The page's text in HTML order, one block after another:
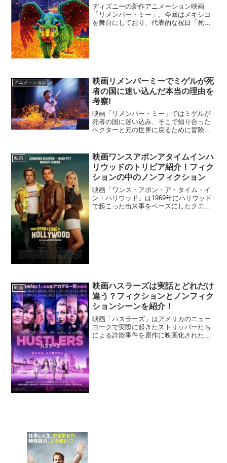
ディズニーの新作アニメーション映画
「リメンバー・ミー」。今回はメキシコ
を舞台にしており、代表的な祝日「死者
アニメーション
映画リメンバーミーでミゲルが死
者の国に迷い込んだ本当の理由を
考察!
映画「リメンバー・ミー」ではミゲルが
死者の国に迷い込み、そこで知り合った
ヘクターと元の世界に戻るために冒険を
ではっきりと明かされていますが、よく
よく映画を見てみると果た...
映画
映画ワンスアポンアタイムインハ
リウッドのトリビア紹介！フィク
ションの中のノンフィクション
映画「ワンス・アポン・ア・タイム・イ
ン・ハリウッド」は1969年にハリウッド
で起こった出来事をベースにしたクエン
映画
映画ハスラーズは実話とどれだけ
違う？フィクションとノンフィク
ションシーンを紹介！
映画「ハスラーズ」はアメリカのニュー
ヨークで実際に起きたストリッパーたち
による詐欺事件を原作に映画化された作